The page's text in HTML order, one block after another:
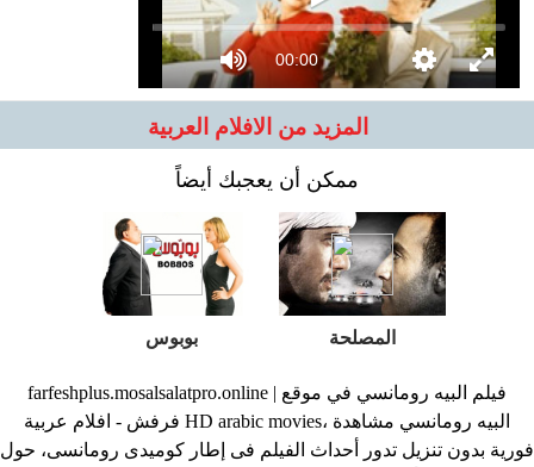
00:00
المزيد من الافلام العربية
ممكن أن يعجبك أيضاً
المصلحة بوبوس
farfeshplus.mosalsalatpro.online | فيلم البيه رومانسي في موقع
فرفش - افلام عربية HD arabic movies، البيه رومانسي مشاهدة
فورية بدون تنزيل تدور أحداث الفيلم فى إطار كوميدى رومانسى، حول